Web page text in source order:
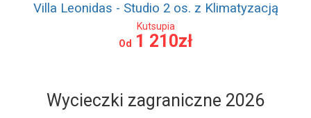
Villa Leonidas - Studio 2 os. z Klimatyzacją
Kutsupia
Od 1 210zł
Wycieczki zagraniczne 2026